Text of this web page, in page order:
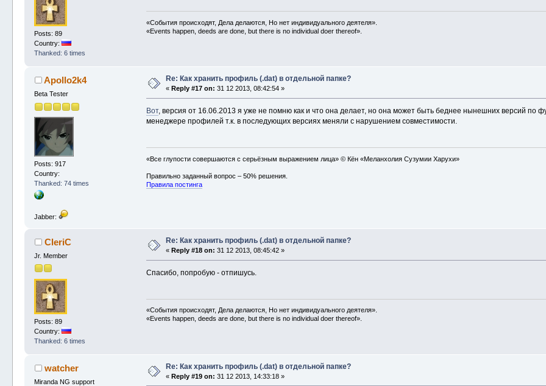
Posts: 89
Country:
Thanked: 6 times
«События происходят, Дела делаются, Но нет индивидуального деятеля».
«Events happen, deeds are done, but there is no individual doer thereof».
Apollo2k4
Beta Tester
Posts: 917
Country:
Thanked: 74 times
Jabber:
Re: Как хранить профиль (.dat) в отдельной папке?
« Reply #17 on: 31 12 2013, 08:42:54 »
Вот, версия от 16.06.2013 я уже не помню как и что она делает, но она может быть беднее нынешних версий по
менеджере профилей т.к. в последующих версиях меняли с нарушением совместимости.
«Все глупости совершаются с серьёзным выражением лица» © Кён «Меланхолия Сузумии Харухи»
Правильно заданный вопрос – 50% решения.
Правила постинга
CleriC
Jr. Member
Posts: 89
Country:
Thanked: 6 times
Re: Как хранить профиль (.dat) в отдельной папке?
«Reply #18 on: 31 12 2013, 08:45:42 »
Спасибо, попробую - отпишусь.
«События происходят, Дела делаются, Но нет индивидуального деятеля».
«Events happen, deeds are done, but there is no individual doer thereof».
watcher
Miranda NG support
Re: Как хранить профиль (.dat) в отдельной папке?
«Reply #19 on: 31 12 2013, 14:33:18 »